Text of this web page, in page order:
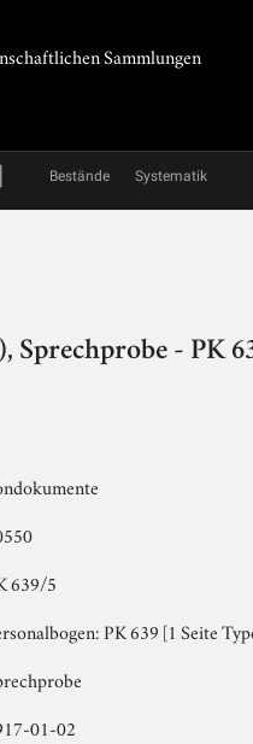
Sammlungen
Bestände Systematik
Sprechprobe - PK
639/5
PK 639 [1 Seite
01-02